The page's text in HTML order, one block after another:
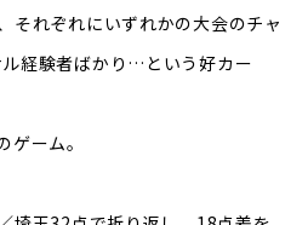
それぞれにいずれかの大会のチャ
経験者ばかり…という好カー
ーム。